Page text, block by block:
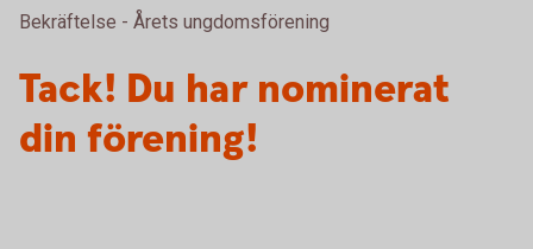
Bekräftelse - Årets ungdomsförening
Tack! Du har nominerat
din förening!